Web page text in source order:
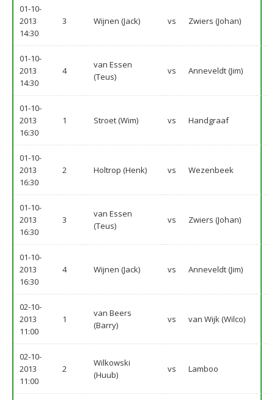
01-10-
2013
14:30
3 Wijnen (Jack) vs Zwiers (Johan)
01-10-
2013
14:30
4
van Essen
(Teus)
vs Anneveldt (Jim)
01-10-
2013
16:30
1 Stroet (Wim) vs Handgraaf
01-10-
2013
16:30
2 Holtrop (Henk) vs Wezenbeek
01-10-
2013
16:30
3
van Essen
(Teus)
vs Zwiers (Johan)
01-10-
2013
16:30
4 Wijnen (Jack) vs Anneveldt (Jim)
02-10-
2013
11:00
1
van Beers
(Barry)
vs van Wijk (Wilco)
02-10-
2013
11:00
2
Wilkowski
(Huub)
vs Lamboo